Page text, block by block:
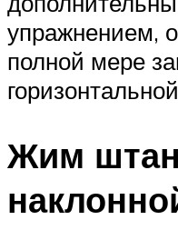
упражнением,
полной мере
Жим